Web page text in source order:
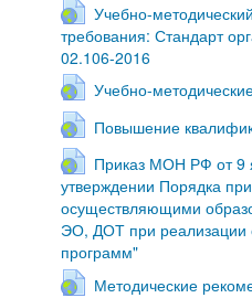
Учебно-
требования: Стандарт
02.106-2016
Учебно-
Повышение
Приказ МОН РФ от 9
утверждении Порядка
осуществляющими
ЭО, ДОТ при реализации
программ"
Методические